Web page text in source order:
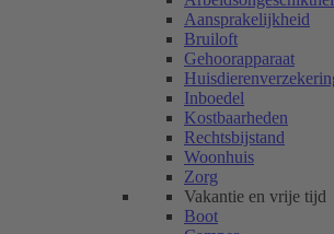
Aansprakelijkheid
Bruiloft
Gehoorapparaat
Inboedel
Kostbaarheden
Rechtsbijstand
Woonhuis
Zorg
Vakantie en vrije tijd
Boot